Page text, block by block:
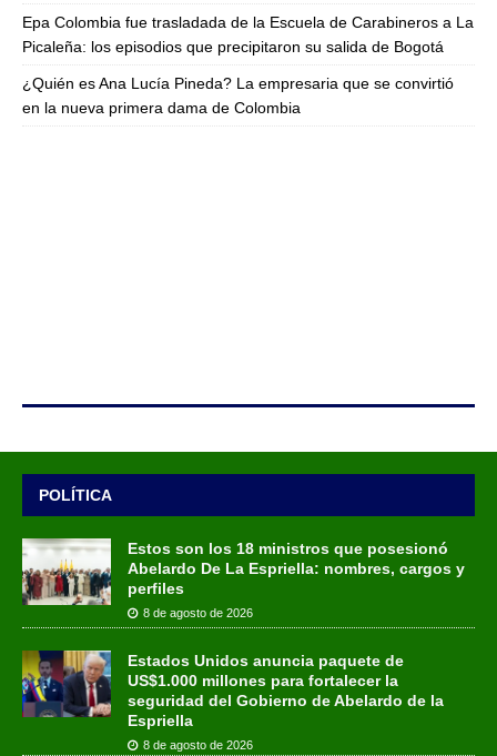
Epa Colombia fue trasladada de la Escuela de Carabineros a La
Picaleña: los episodios que precipitaron su salida de Bogotá
¿Quién es Ana Lucía Pineda? La empresaria que se convirtió
en la nueva primera dama de Colombia
POLÍTICA
Estos son los 18 ministros que posesionó
Abelardo De La Espriella: nombres, cargos y
perfiles
8 de agosto de 2026
Estados Unidos anuncia paquete de
US$1.000 millones para fortalecer la
seguridad del Gobierno de Abelardo de la
Espriella
8 de agosto de 2026